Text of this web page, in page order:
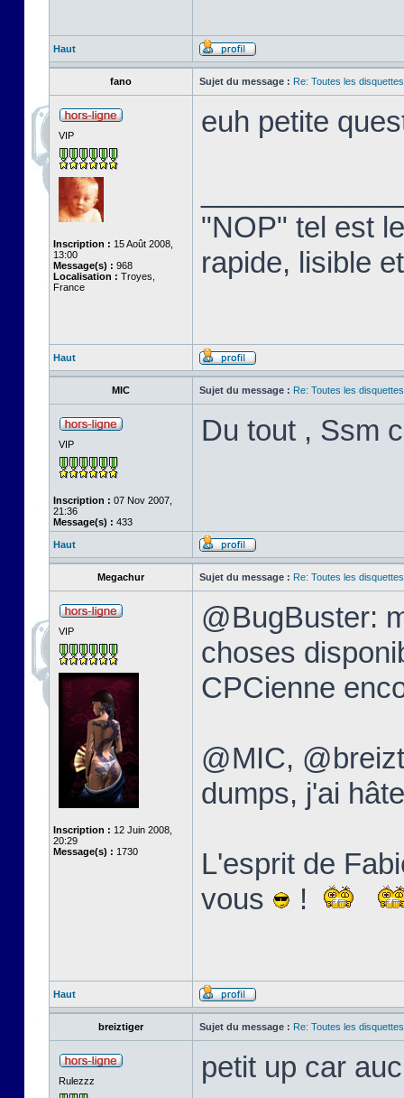
Haut
fano Sujet du message : Re: Toutes les
VIP
Inscription : 15 Août 2008,
13:00
Message(s) : 968
Localisation : Troyes,
France
euh petite
"NOP" tel est
rapide, lisible
Haut
MIC Sujet du message : Re: Toutes les
VIP
Inscription : 07 Nov 2007,
21:36
Message(s) : 433
Du tout , Ssm
Haut
Megachur Sujet du message : Re: Toutes les
VIP
Inscription : 12 Juin 2008,
20:29
Message(s) : 1730
@BugBuster:
choses
CPCienne
@MIC,
dumps, j'ai
L'esprit de
vous
!
Haut
breiztiger Sujet du message : Re: Toutes les
Rulezzz petit up car